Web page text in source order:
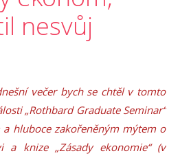
nesvůj
večer bych se chtěl v tomto
„Rothbard Graduate Seminar“
hluboce zakořeněným mýtem o
a knize „Zásady ekonomie“ (v